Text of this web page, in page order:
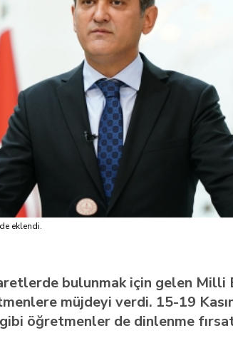
eklendi.
bulunmak için gelen Milli
müjdeyi verdi. 15-19
öğretmenler de dinlenme